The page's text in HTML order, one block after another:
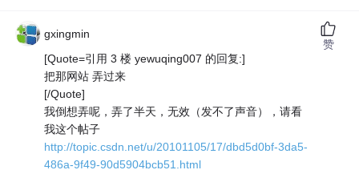
gxingmin
[Quote=引用 3 楼 yewuqing007 的回复:]
把那网站 弄过来
[/Quote]
我倒想弄呢，弄了半天，无效（发不了声音），请看
我这个帖子
http://topic.csdn.net/u/20101105/17/dbd5d0bf-3da5-
486a-9f49-90d5904bcb51.html
赞